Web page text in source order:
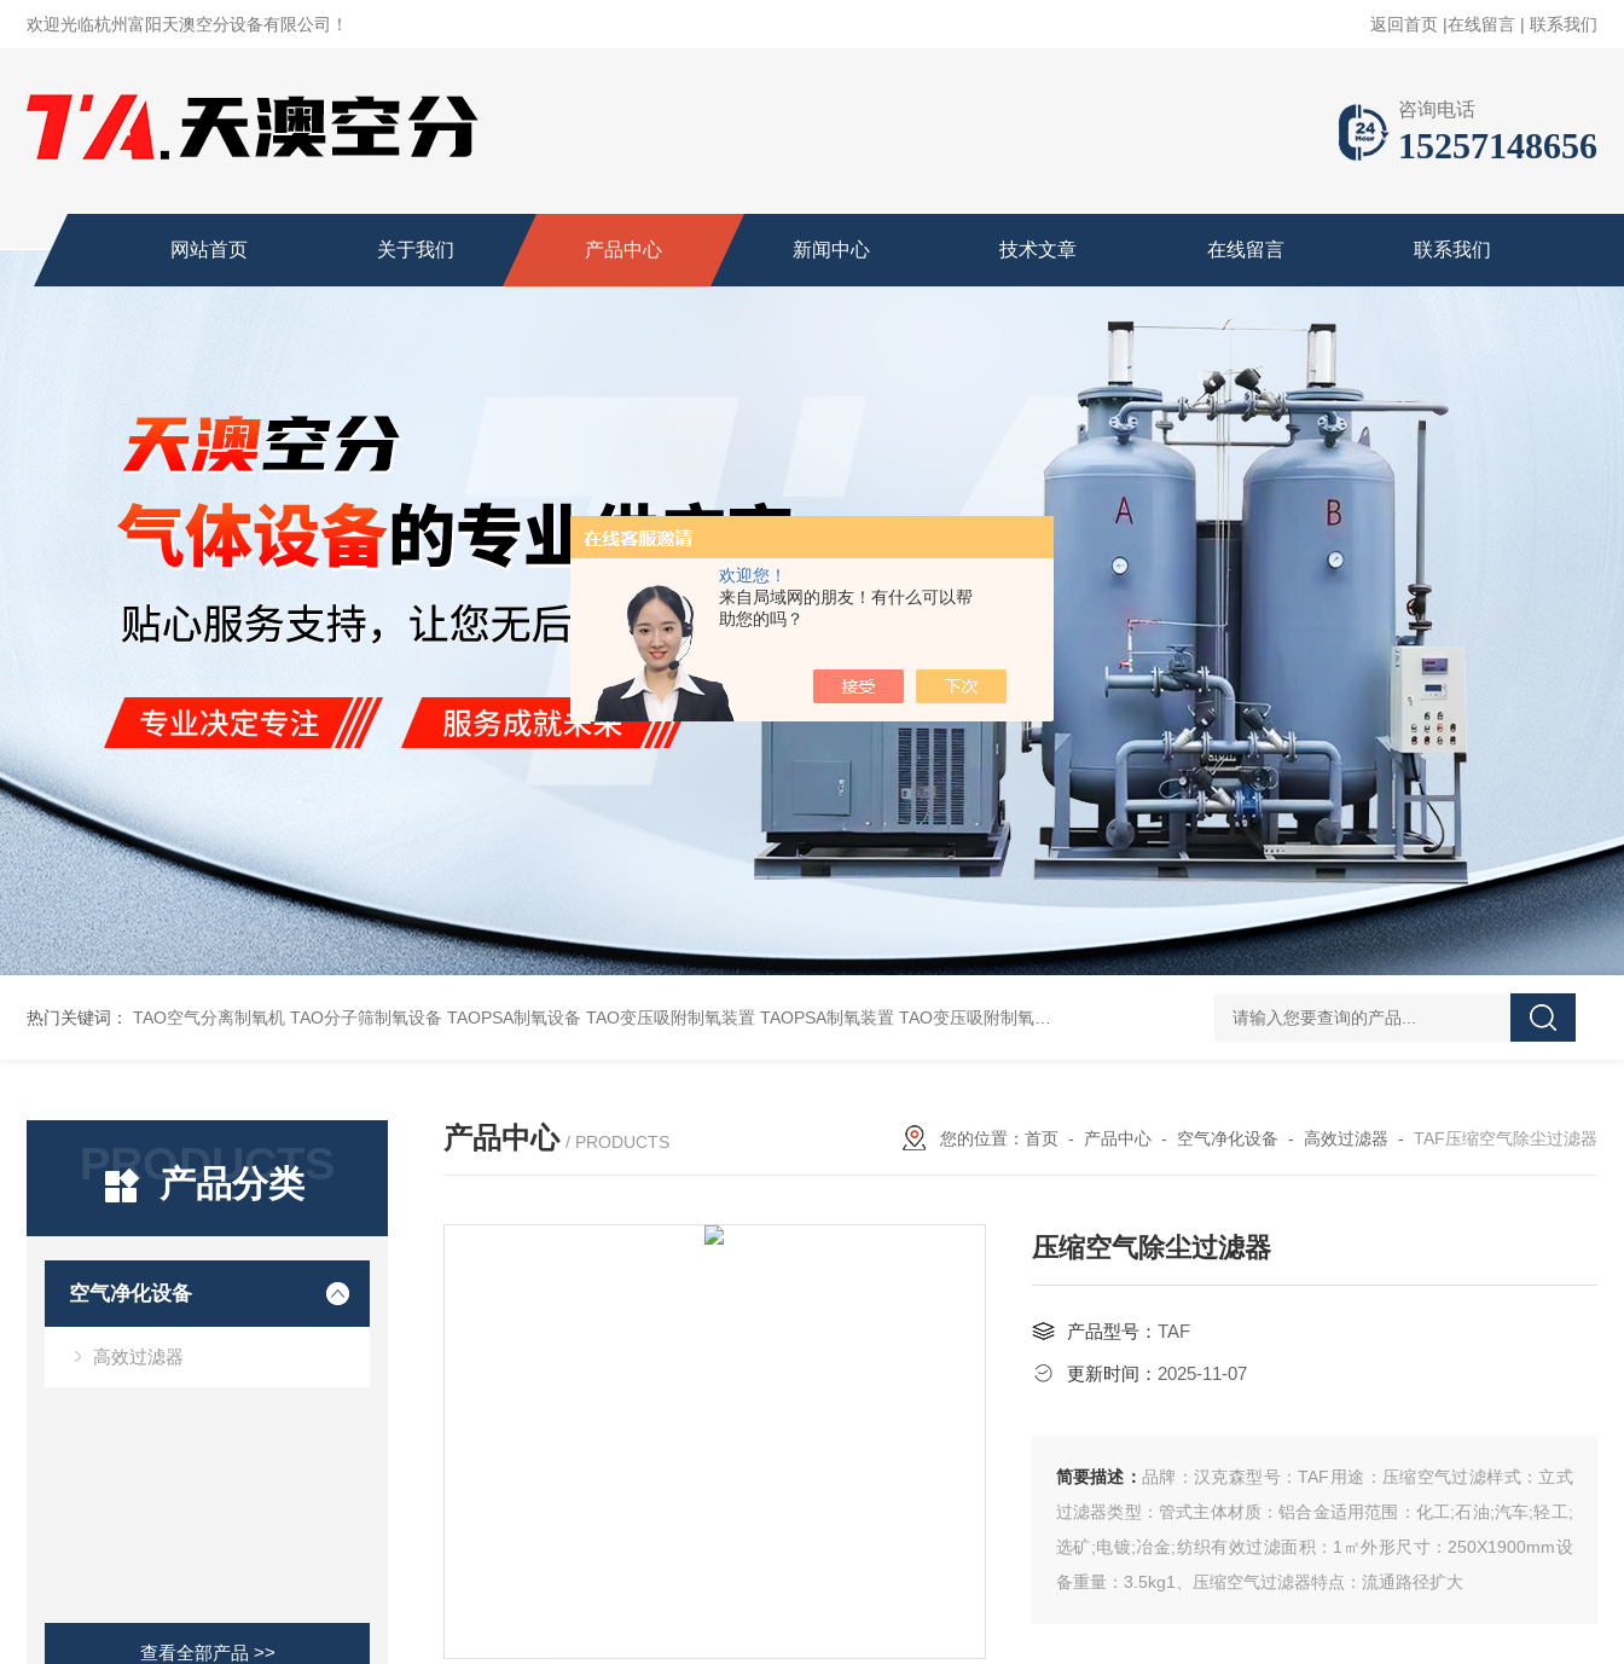
欢迎您！
来自局域网的朋友！有什么可以帮
助您的吗？
欢迎光临杭州富阳天澳空分设备有限公司！ 返回首页 |在线留言 | 联系我们
咨询电话
15257148656
网站首页 关于我们 产品中心 新闻中心 技术文章 在线留言 联系我们
热门关键词： TAO空气分离制氧机 TAO分子筛制氧设备 TAOPSA制氧设备 TAO变压吸附制氧装置 TAOPSA制氧装置 TAO变压吸附制氧设备 TAO小型移动式制氧机 TAO工业制氧系统 VWVW氮气增压机 TAO小型工
PRODUCTS
产品分类
空气净化设备
高效过滤器
查看全部产品 >>
产品中心 / PRODUCTS 您的位置： 首页 - 产品中心 - 空气净化设备 - 高效过滤器 - TAF压缩空气除尘过滤器
压缩空气除尘过滤器
产品型号： TAF
更新时间： 2025-11-07
简要描述： 品牌：汉克森型号：TAF用途：压缩空气过滤样式：立式
过滤器类型：管式主体材质：铝合金适用范围：化工;石油;汽车;轻工;
选矿;电镀;冶金;纺织有效过滤面积：1㎡外形尺寸：250X1900mm设
备重量：3.5kg1、压缩空气过滤器特点：流通路径扩大